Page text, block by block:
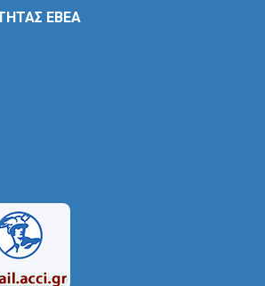
ΕΒΕΑ